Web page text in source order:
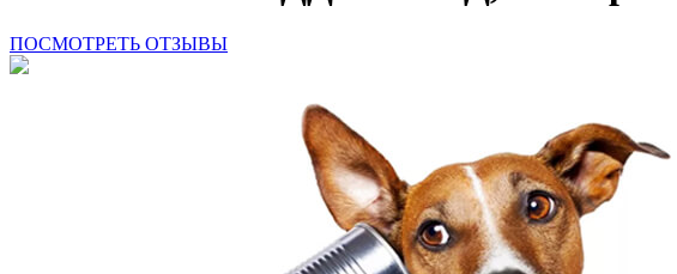
ПОСМОТРЕТЬ ОТЗЫВЫ